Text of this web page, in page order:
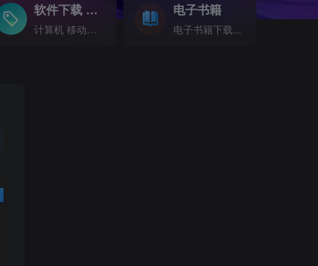
软件下载GO
计算机 移动设备 软件下载....
电子书籍
电子书籍下载...